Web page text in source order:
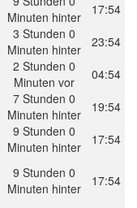
Minuten hinter
17:54
3 Stunden 0
Minuten hinter
23:54
2 Stunden 0
Minuten vor
04:54
7 Stunden 0
Minuten hinter
19:54
9 Stunden 0
Minuten hinter
17:54
9 Stunden 0
Minuten hinter
17:54